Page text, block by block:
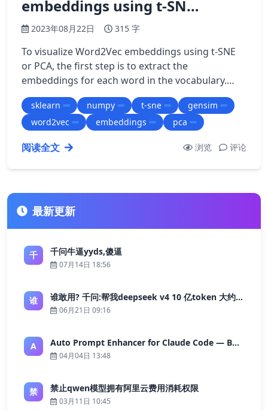
embeddings using t-SN…
2023年08月22日 315 字
To visualize Word2Vec embeddings using t-SNE
or PCA, the first step is to extract the
embeddings for each word in the vocabulary.
Once you have the embeddings, you can use
dimensi…
sklearn numpy t-sne
gensim
word2vec
embeddings pca
阅读全文 浏览 评论
最新更新
千 千问牛逼yyds,傻逼
07月14日 18:56
谁 谁敢用? 千问:帮我deepseek v4 10 亿token 大约多少花费 ?
06月21日 09:16
A Auto Prompt Enhancer for Claude Code — Building a Highly Reliable AI Programming Workflow
04月04日 13:48
禁 禁止qwen模型拥有阿里云费用消耗权限
03月11日 10:45